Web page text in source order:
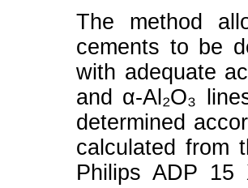
The method
cements to be
with adequate
and α-Al₂O₃
determined
calculated from
Philips ADP 15